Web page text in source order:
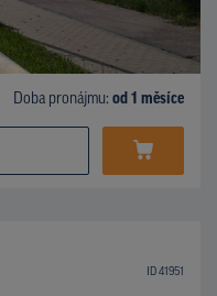
Doba pronájmu: od 1 měsíce
ID 41951